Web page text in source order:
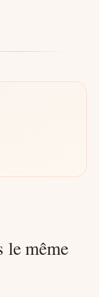
le même